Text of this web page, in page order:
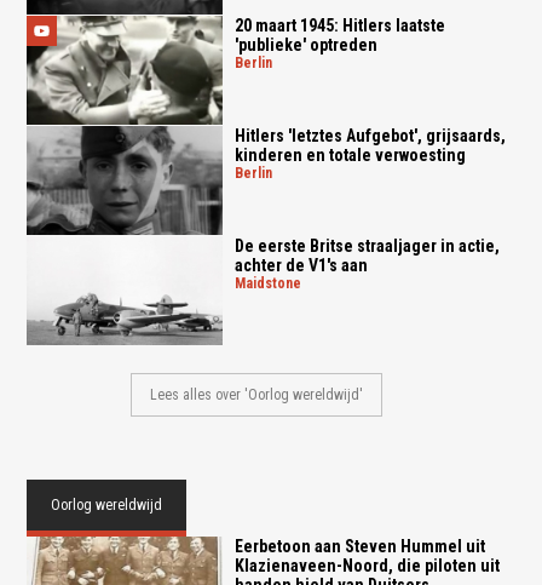
20 maart 1945: Hitlers laatste
'publieke' optreden
berlin
Hitlers 'letztes Aufgebot', grijsaards,
kinderen en totale verwoesting
berlin
De eerste Britse straaljager in actie,
achter de V1's aan
maidstone
Lees alles over 'Oorlog wereldwijd'
Oorlog wereldwijd
Eerbetoon aan Steven Hummel uit
Klazienaveen-Noord, die piloten uit